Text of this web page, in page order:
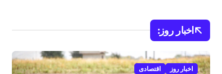
اخبار روز:
اخبار روز اقتصادی